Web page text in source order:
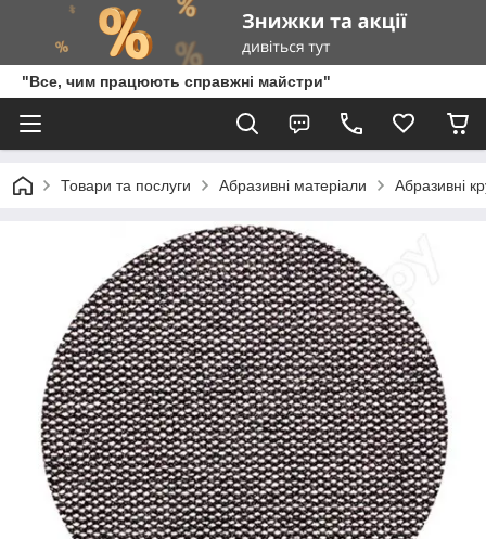
"Все, чим працюють справжні майстри"
Товари та послуги Абразивні матеріали Абразивні